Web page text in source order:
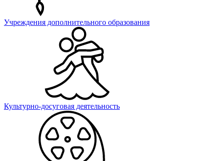
Учреждения дополнительного образования
Культурно-досуговая деятельность